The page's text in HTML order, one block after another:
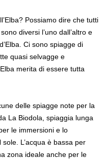
Possiamo dire che tutti
diversi l’uno dall’altro e
Ci sono spiagge di
quasi selvagge e
merita di essere tutta
delle spiagge note per la
La Biodola, spiaggia lunga
le immersioni e lo
L’acqua è bassa per
zona ideale anche per le